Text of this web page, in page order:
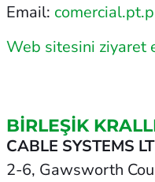
Email:
Web sitesini ziyaret
BIRLEŞIK
CABLE SYSTEMS
2-6, Gawsworth